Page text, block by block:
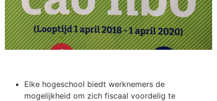
Elke hogeschool biedt werknemers de
mogelijkheid om zich fiscaal voordelig te